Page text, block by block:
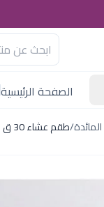
الصفحة الرئيسية
/طقم عشاء 30 ق بينك لامع الفريدو